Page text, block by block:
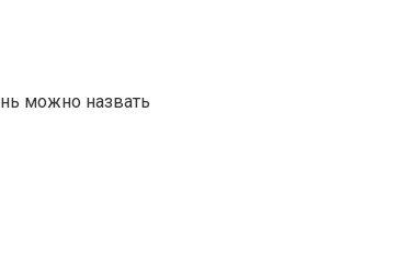
можно назвать